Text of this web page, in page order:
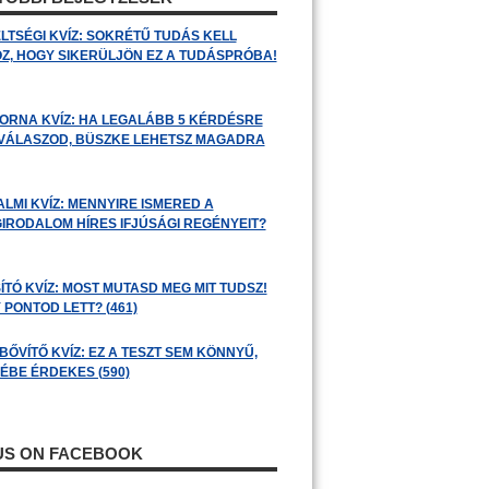
KVÍZ: SOKRÉTŰ TUDÁS KELL
HOGY SIKERÜLJÖN EZ A TUDÁSPRÓBA!
KVÍZ: HA LEGALÁBB 5 KÉRDÉSRE
BÜSZKE LEHETSZ MAGADRA
KVÍZ: MENNYIRE ISMERED A
HÍRES IFJÚSÁGI REGÉNYEIT?
KVÍZ: MOST MUTASD MEG MIT TUDSZ!
LETT? (461)
KVÍZ: EZ A TESZT SEM KÖNNYŰ,
ÉRDEKES (590)
ON FACEBOOK